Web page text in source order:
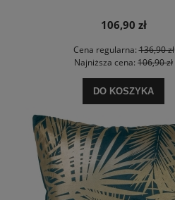
106,90 zł
Cena regularna:136,90 zł
Najniższa cena: 106,90 zł
DO KOSZYKA